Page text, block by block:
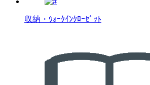
収納・ｳｫｰｸｲﾝｸﾛｰｾﾞｯﾄ